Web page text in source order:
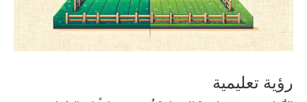
رؤية تعليمية